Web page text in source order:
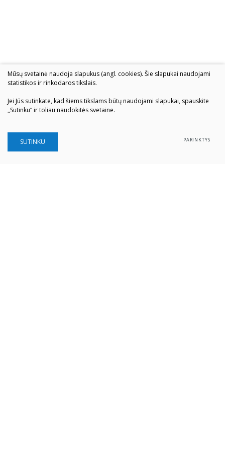
Mūsų svetainė naudoja slapukus (angl. cookies). Šie slapukai naudojami
statistikos ir rinkodaros tikslais.
Jei Jūs sutinkate, kad šiems tikslams būtų naudojami slapukai, spauskite
„Sutinku“ ir toliau naudokitės svetaine.
SUTINKU PARINKTYS